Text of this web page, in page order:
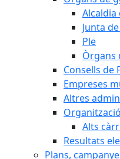
Alcaldia
Junta
Ple
Òrgans
Consells de
Empreses
Altres
Alts
Resultats
Plans,